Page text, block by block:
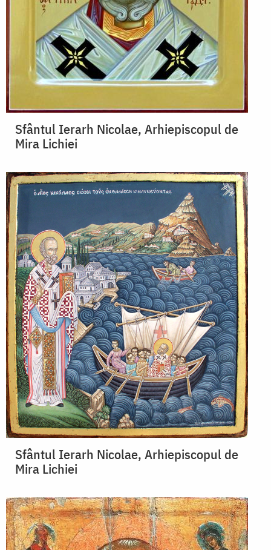
Sfântul Ierarh Nicolae, Arhiepiscopul de
Mira Lichiei
Sfântul Ierarh Nicolae, Arhiepiscopul de
Mira Lichiei